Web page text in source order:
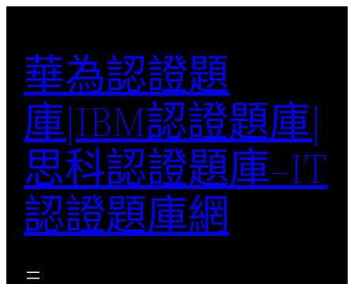
華為認證題
庫|IBM認證題庫|
思科認證題庫–IT
認證題庫網